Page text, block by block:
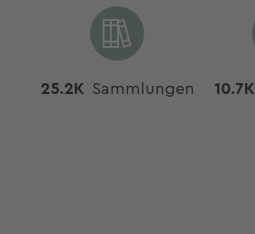
25.2K Sammlungen 10.7K